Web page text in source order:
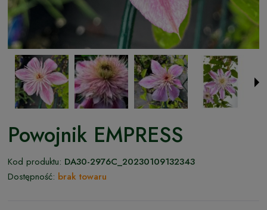
Powojnik EMPRESS
Kod produktu: DA30-2976C_20230109132343
Dostępność: brak towaru